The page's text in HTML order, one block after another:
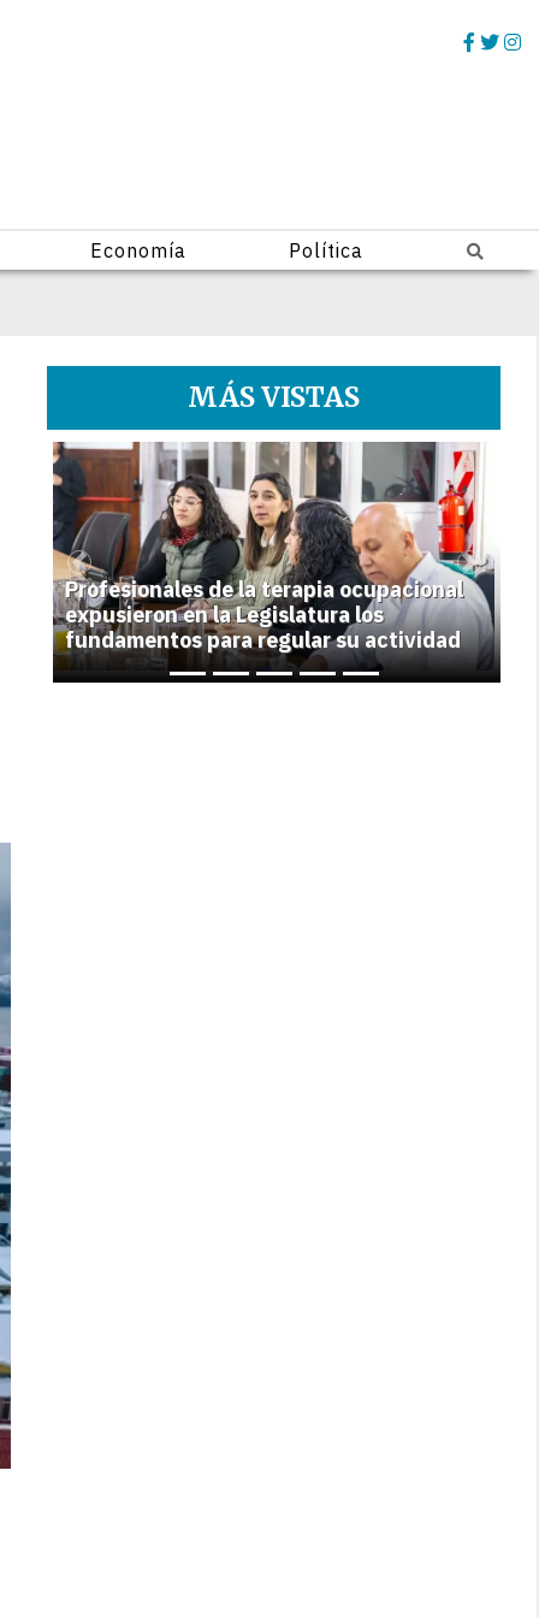
Economía Política
MÁS VISTAS
1
Profesionales de la terapia ocupacional
expusieron en la Legislatura los
fundamentos para regular su actividad
Previous Next